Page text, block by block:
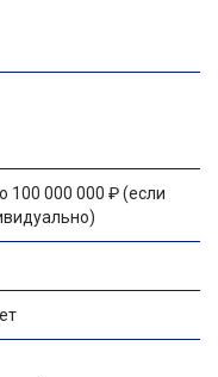
100 000 000 ₽ (если